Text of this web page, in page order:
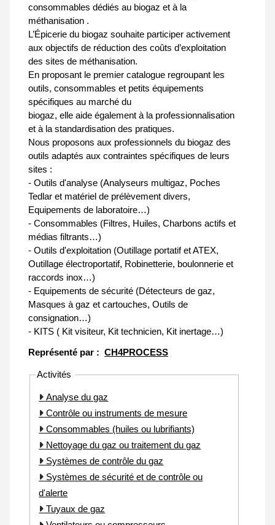
consommables dédiés au biogaz et à la
méthanisation .
L’Épicerie du biogaz souhaite participer activement
aux objectifs de réduction des coûts d’exploitation
des sites de méthanisation.
En proposant le premier catalogue regroupant les
outils, consommables et petits équipements
spécifiques au marché du
biogaz, elle aide également à la professionnalisation
et à la standardisation des pratiques.
Nous proposons aux professionnels du biogaz des
outils adaptés aux contraintes spécifiques de leurs
sites :
- Outils d'analyse (Analyseurs multigaz, Poches
Tedlar et matériel de prélèvement divers,
Equipements de laboratoire…)
- Consommables (Filtres, Huiles, Charbons actifs et
médias filtrants…)
- Outils d'exploitation (Outillage portatif et ATEX,
Outillage électroportatif, Robinetterie, boulonnerie et
raccords inox…)
- Equipements de sécurité (Détecteurs de gaz,
Masques à gaz et cartouches, Outils de
consignation…)
- KITS ( Kit visiteur, Kit technicien, Kit inertage…)
Représenté par : CH4PROCESS
Activités
Analyse du gaz
Contrôle ou instruments de mesure
Consommables (huiles ou lubrifiants)
Nettoyage du gaz ou traitement du gaz
Systèmes de contrôle du gaz
Systèmes de sécurité et de contrôle ou
d'alerte
Tuyaux de gaz